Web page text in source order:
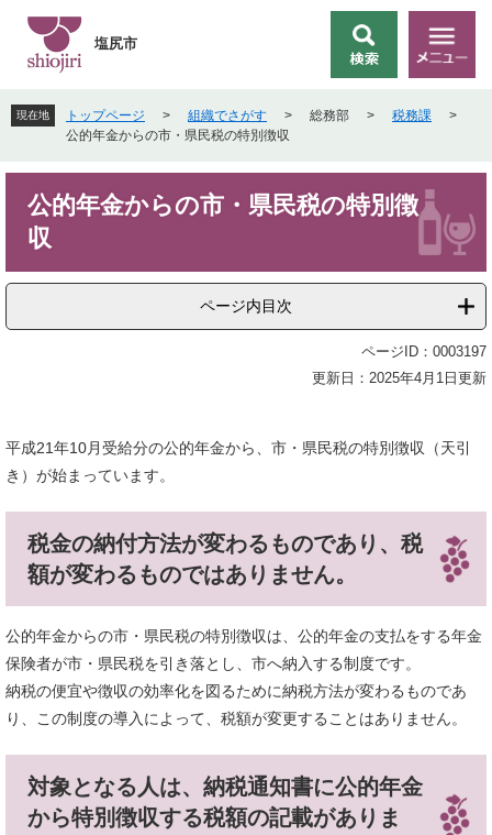
先
頭
す
を
飛
し
索
メ
ニ
ー
塩尻市
現在地 トップページ > 組織でさがす > 総務部 > 税務課
>
公的年金からの市・県民税の特別徴収
公的年金からの市・県民税の特別徴
収
ページ内目次
ページID：0003197
更新日：2025年4月1日更新
平成21年10月受給分の公的年金から、市・県民税の特別徴収（天引
き）が始まっています。
税金の納付方法が変わるものであり、税
額が変わるものではありません。
公的年金からの市・県民税の特別徴収は、公的年金の支払をする年金
保険者が市・県民税を引き落とし、市へ納入する制度です。
納税の便宜や徴収の効率化を図るために納税方法が変わるものであ
り、この制度の導入によって、税額が変更することはありません。
対象となる人は、納税通知書に公的年金
から特別徴収する税額の記載がありま